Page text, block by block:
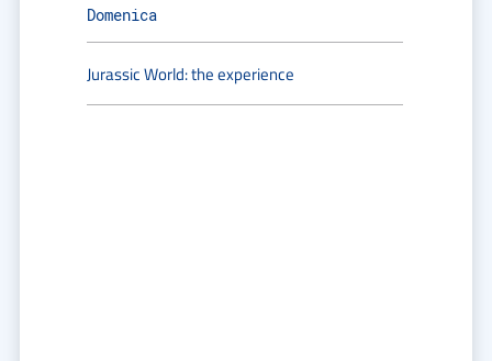
Domenica
Jurassic World: the experience